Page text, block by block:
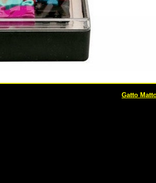
Gatto